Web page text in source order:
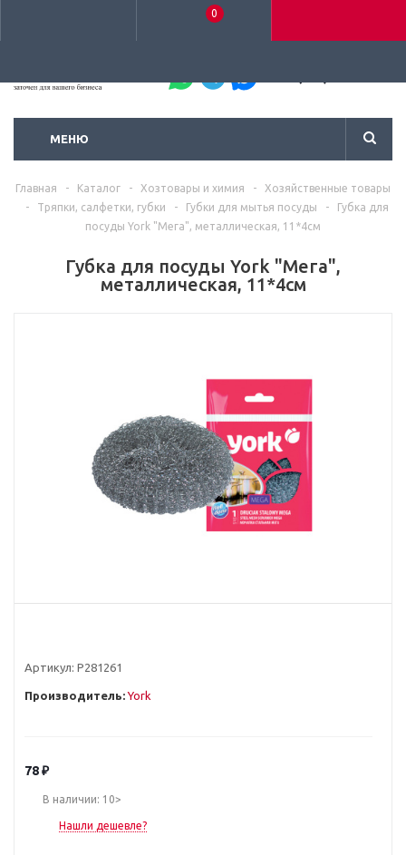
0
МЕНЮ
Главная - Каталог - Хозтовары и химия -
Хозяйственные товары
-
Тряпки, салфетки, губки - Губки для мытья посуды -
Губка для
посуды York "Мега", металлическая, 11*4см
Губка для посуды York "Мега",
металлическая, 11*4см
Артикул: Р281261
Производитель: York
78₽
В наличии: 10>
Нашли дешевле?